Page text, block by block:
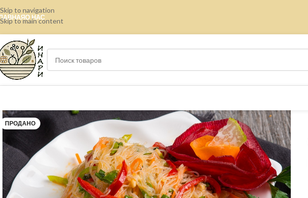
Skip to navigation
Skip to main content
О НАС
ПРОДАНО